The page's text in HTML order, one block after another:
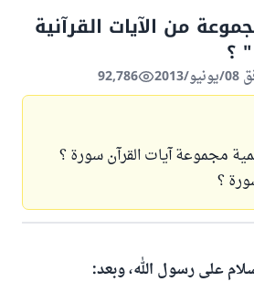
من الآيات القرآنية
؟
92,786
مجموعة آيات القرآن سورة ؟
؟
على رسول الله، وبعد: